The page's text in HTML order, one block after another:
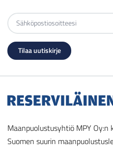
Maanpuolustusyhtiö MPY
Suomen suurin